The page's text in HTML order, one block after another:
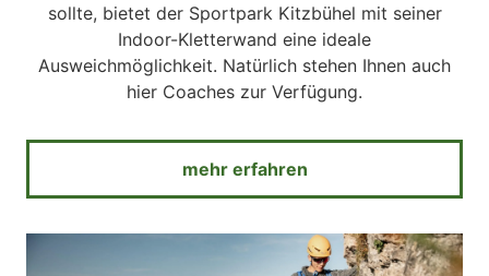
sollte, bietet der Sportpark Kitzbühel mit seiner
Indoor-Kletterwand eine ideale
Ausweichmöglichkeit. Natürlich stehen Ihnen auch
hier Coaches zur Verfügung.
mehr erfahren